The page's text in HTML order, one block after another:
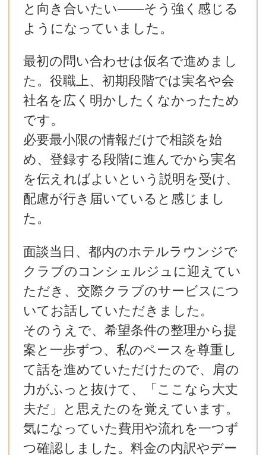
と向き合いたい――そう強く感じる
ようになっていました。
最初の問い合わせは仮名で進めまし
た。役職上、初期段階では実名や会
社名を広く明かしたくなかったため
です。
必要最小限の情報だけで相談を始
め、登録する段階に進んでから実名
を伝えればよいという説明を受け、
配慮が行き届いていると感じまし
た。
面談当日、都内のホテルラウンジで
クラブのコンシェルジュに迎えてい
ただき、交際クラブのサービスにつ
いてお話していただきました。
そのうえで、希望条件の整理から提
案と一歩ずつ、私のペースを尊重し
て話を進めていただけたので、肩の
力がふっと抜けて、「ここなら大丈
夫だ」と思えたのを覚えています。
気になっていた費用や流れを一つず
つ確認しました。料金の内訳やデー